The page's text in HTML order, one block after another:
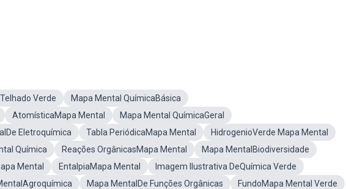
Verde
Mapa Mental QuímicaBásica
AtomísticaMapa Mental
Mapa Mental QuímicaGeral
Eletroquímica Tabla PeriódicaMapa Mental
HidrogenioVerde Mapa Mental
Química Reações OrgânicasMapa Mental
Mapa MentalBiodiversidade
Mental EntalpiaMapa Mental
Imagem Ilustrativa DeQuímica Verde
Mapa MentalDe Funções Orgânicas
FundoMapa Mental Verde